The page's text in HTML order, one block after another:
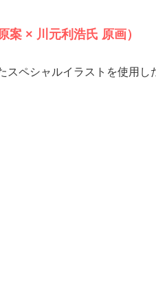
× 川元利浩氏 原画）
ペシャルイラストを使用し